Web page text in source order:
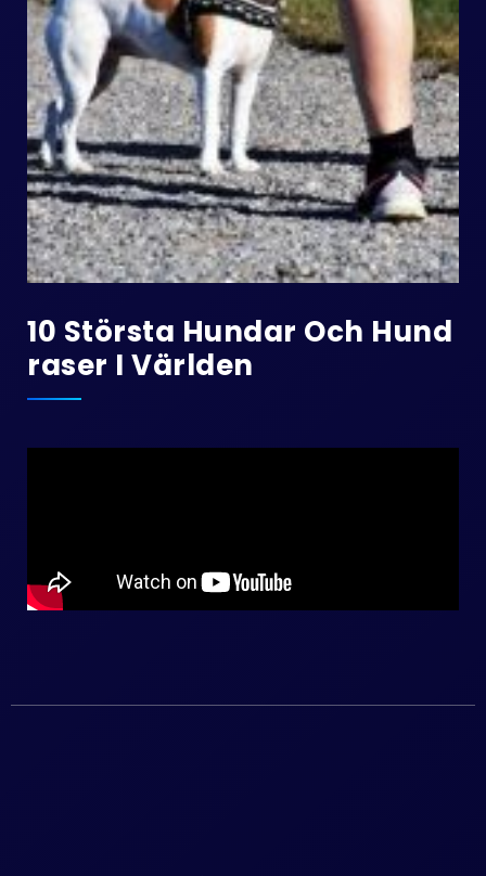
10 Största Hundar Och Hund
Raser I Världen